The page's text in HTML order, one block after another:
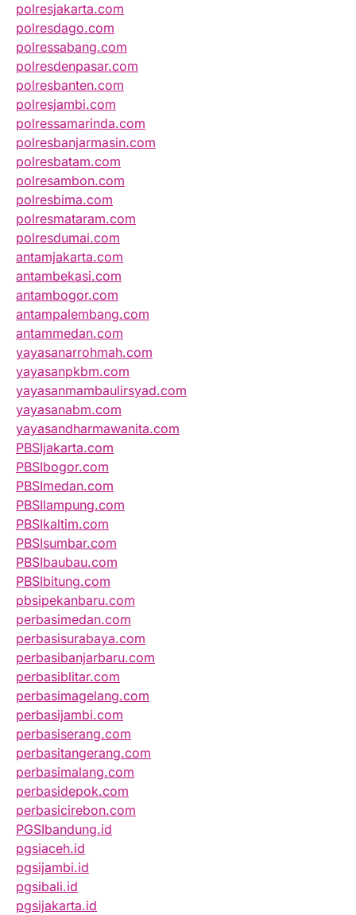
polresjakarta.com
polresdago.com
polressabang.com
polresdenpasar.com
polresbanten.com
polresjambi.com
polressamarinda.com
polresbanjarmasin.com
polresbatam.com
polresambon.com
polresbima.com
polresmataram.com
polresdumai.com
antamjakarta.com
antambekasi.com
antambogor.com
antampalembang.com
antammedan.com
yayasanarrohmah.com
yayasanpkbm.com
yayasanmambaulirsyad.com
yayasanabm.com
yayasandharmawanita.com
PBSIjakarta.com
PBSIbogor.com
PBSImedan.com
PBSIlampung.com
PBSIkaltim.com
PBSIsumbar.com
PBSIbaubau.com
PBSIbitung.com
pbsipekanbaru.com
perbasimedan.com
perbasisurabaya.com
perbasibanjarbaru.com
perbasiblitar.com
perbasimagelang.com
perbasijambi.com
perbasiserang.com
perbasitangerang.com
perbasimalang.com
perbasidepok.com
perbasicirebon.com
PGSIbandung.id
pgsiaceh.id
pgsijambi.id
pgsibali.id
pgsijakarta.id